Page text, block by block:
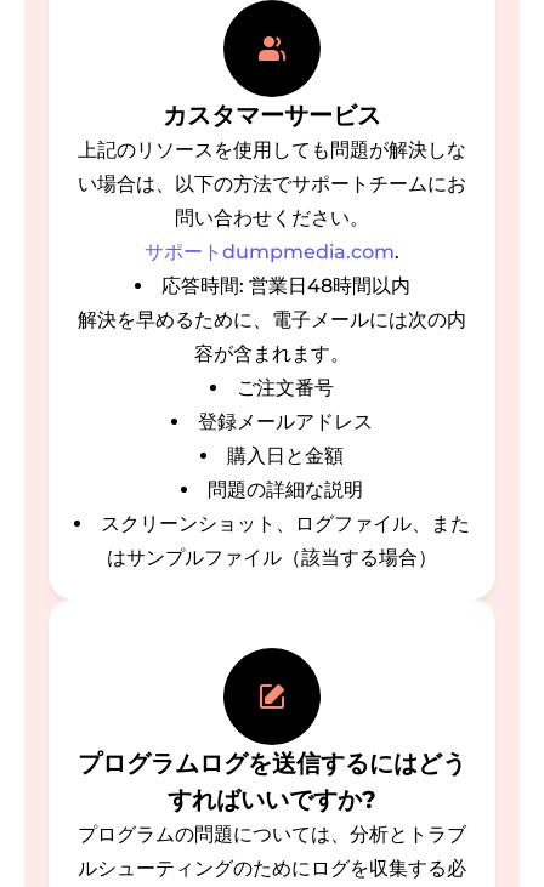
カスタマーサービス
上記のリソースを使用しても問題が解決しな
い場合は、以下の方法でサポートチームにお
問い合わせください。
サポートdumpmedia.com.
応答時間: 営業日48時間以内
解決を早めるために、電子メールには次の内
容が含まれます。
ご注文番号
登録メールアドレス
購入日と金額
問題の詳細な説明
スクリーンショット、ログファイル、また
はサンプルファイル（該当する場合）
プログラムログを送信するにはどう
すればいいですか?
プログラムの問題については、分析とトラブ
ルシューティングのためにログを収集する必